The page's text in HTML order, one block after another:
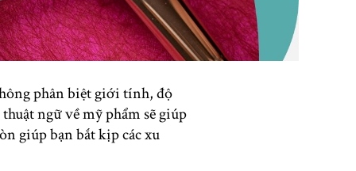
phân biệt giới tính, độ
ngữ về mỹ phẩm sẽ giúp
giúp bạn bắt kịp các xu